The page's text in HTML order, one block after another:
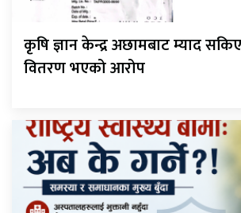
कृषि ज्ञान केन्द्र अछामबाट म्याद
वितरण भएको आरोप